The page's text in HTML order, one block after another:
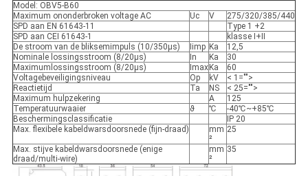
Model: OBV5-B60
Maximum ononderbroken voltage AC
Uc V
275/320/385/440
SPD aan EN 61643-11
Type 1 +2
SPD aan CEI 61643-1
klasse I+II
De stroom van de bliksemimpuls (10/350µs)
Iimp Ka
12,5
Nominale lossingsstroom (8/20µs)
In Ka
30
Maximumlossingsstroom (8/20µs)
Imax Ka
60
Voltagebeveiligingsniveau
Op kV
< 1="">
Reactietijd
Ta NS
< 25="">
Maximum hulpzekering
A
125
Temperatuurwaaier
ϑ ℃
-40℃~+85℃
Beschermingsclassificatie
IP 20
Max. flexibele kabeldwarsdoorsnede (fijn-draad)
mm
²
25
Max. stijve kabeldwarsdoorsnede (enige
draad/multi-wire)
mm
²
35